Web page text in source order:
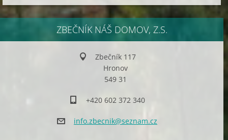
ZBEČNÍK NÁŠ DOMOV, Z.S.
Zbečník 117
Hronov
549 31
+420 602 372 340
info.zbecnik@seznam.cz